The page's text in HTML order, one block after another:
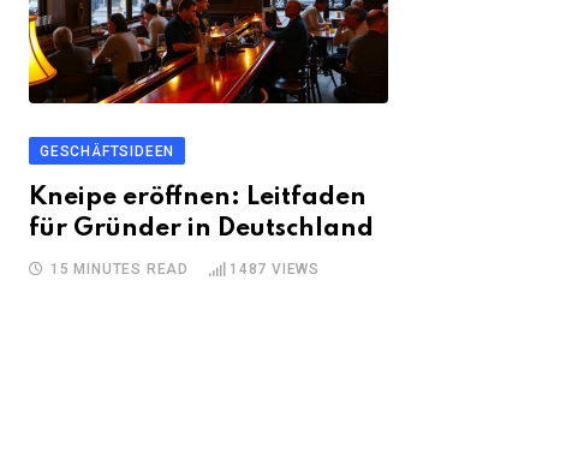
GESCHÄFTSIDEEN
Kneipe eröffnen: Leitfaden
für Gründer in Deutschland
15 MINUTES READ 1487 VIEWS